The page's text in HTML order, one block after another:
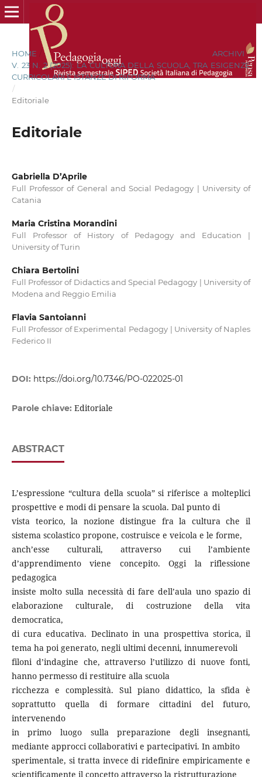
HOME ARCHIVI /
V. 23 N. 2 (2025): LA CULTURA DELLA SCUOLA, TRA ESIGENZE
CURRICOLARI E ISTANZE DI RIFORMA
/
Editoriale
Editoriale
Gabriella D’Aprile
Full Professor of General and Social Pedagogy | University of
Catania
Maria Cristina Morandini
Full Professor of History of Pedagogy and Education |
University of Turin
Chiara Bertolini
Full Professor of Didactics and Special Pedagogy | University of
Modena and Reggio Emilia
Flavia Santoianni
Full Professor of Experimental Pedagogy | University of Naples
Federico II
DOI: https://doi.org/10.7346/PO-022025-01
Parole chiave: Editoriale
ABSTRACT
L’espressione “cultura della scuola” si riferisce a molteplici
prospettive e modi di pensare la scuola. Dal punto di
vista teorico, la nozione distingue fra la cultura che il
sistema scolastico propone, costruisce e veicola e le forme,
anch’esse culturali, attraverso cui l’ambiente
d’apprendimento viene concepito. Oggi la riflessione
pedagogica
insiste molto sulla necessità di fare dell’aula uno spazio di
elaborazione culturale, di costruzione della vita
democratica,
di cura educativa. Declinato in una prospettiva storica, il
tema ha poi generato, negli ultimi decenni, innumerevoli
filoni d’indagine che, attraverso l’utilizzo di nuove fonti,
hanno permesso di restituire alla scuola
ricchezza e complessità. Sul piano didattico, la sfida è
soprattutto quella di formare cittadini del futuro,
intervenendo
in primo luogo sulla preparazione degli insegnanti,
mediante approcci collaborativi e partecipativi. In ambito
sperimentale, si tratta invece di ridefinire empiricamente e
scientificamente il concetto attraverso la ristrutturazione